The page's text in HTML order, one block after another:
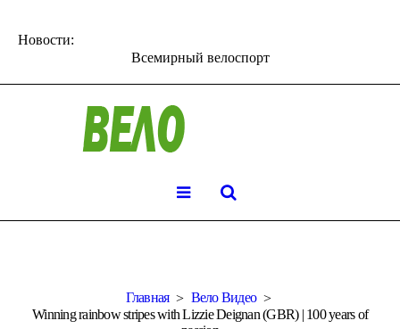
Новости:
Всемирный велоспорт
Главная
Вело Видео
Winning rainbow stripes with Lizzie Deignan (GBR) | 100 years of